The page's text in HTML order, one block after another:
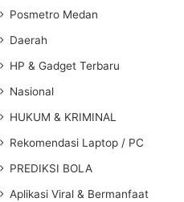
Posmetro Medan
Daerah
HP & Gadget Terbaru
Nasional
HUKUM & KRIMINAL
Rekomendasi Laptop / PC
PREDIKSI BOLA
Aplikasi Viral & Bermanfaat